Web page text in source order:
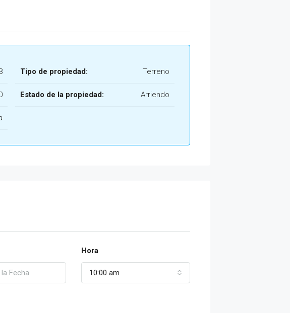
Tipo de propiedad: Terreno
Estado de la propiedad: Arriendo
Hora
10:00 am